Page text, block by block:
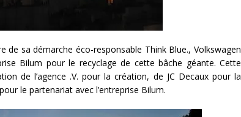
sa démarche éco-responsable Think Blue., Volkswagen
Bilum pour le recyclage de cette bâche géante. Cette
de l’agence .V. pour la création, de JC Decaux pour la
le partenariat avec l’entreprise Bilum.